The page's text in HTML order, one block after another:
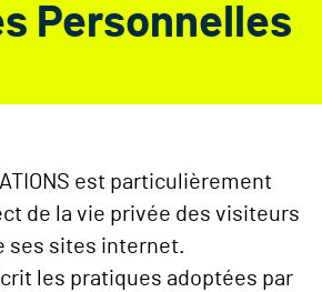
Personnelles
est particulièrement
de la vie privée des visiteurs
ses sites internet.
les pratiques adoptées par